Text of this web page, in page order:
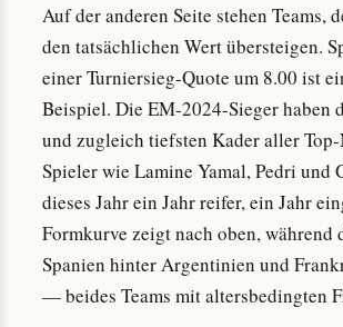
Auf der anderen Seite stehen Teams,
den tatsächlichen Wert übersteigen.
einer Turniersieg-Quote um 8.00 ist
Beispiel. Die EM-2024-Sieger haben
und zugleich tiefsten Kader aller
Spieler wie Lamine Yamal, Pedri und
dieses Jahr ein Jahr reifer, ein Jahr
Formkurve zeigt nach oben, während
Spanien hinter Argentinien und
— beides Teams mit altersbedingten